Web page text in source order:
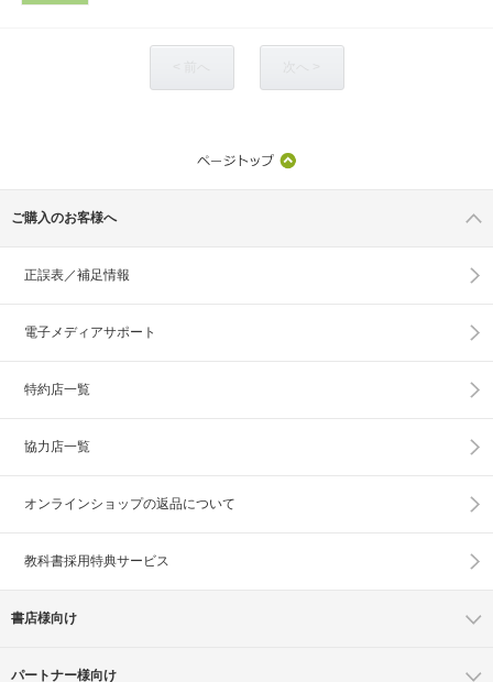
ご購入のお客様へ
正誤表／補足情報
電子メディアサポート
特約店一覧
協力店一覧
オンラインショップの返品について
教科書採用特典サービス
書店様向け
パートナー様向け